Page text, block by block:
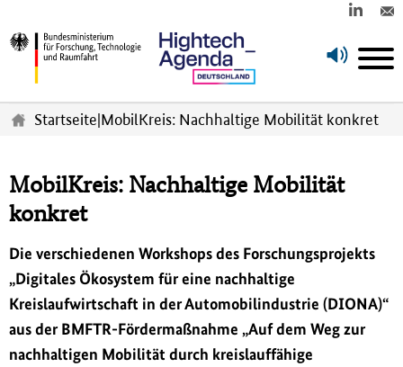
Startseite MobilKreis: Nachhaltige Mobilität konkret
MobilKreis: Nachhaltige Mobilität
konkret
Die verschiedenen Workshops des Forschungsprojekts
„Digitales Ökosystem für eine nachhaltige
Kreislaufwirtschaft in der Automobilindustrie (DIONA)“
aus der BMFTR-Fördermaßnahme „Auf dem Weg zur
nachhaltigen Mobilität durch kreislauffähige